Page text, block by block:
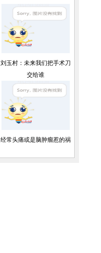
刘玉村：未来我们把手术刀
交给谁
经常头痛或是脑肿瘤惹的祸